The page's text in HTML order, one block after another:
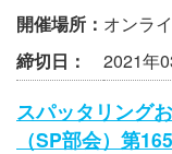
開催場所： オンラ
締切日：
2021年
スパッタリング
（SP部会）第